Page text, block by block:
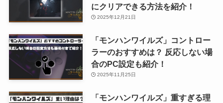
にクリアできる方法を紹介！
2025年12月21日
「モンハンワイルズ」コントロー
ラーのおすすめは？ 反応しない場
合のPC設定も紹介！
2025年11月25日
「モンハンワイルズ」重すぎる理